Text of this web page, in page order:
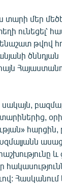
մեր
ունեցել՝
թվով
ծննդյան
սակայն,
հարցին,
և
Հասկանում